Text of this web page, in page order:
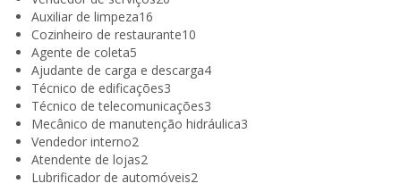
Auxiliar de limpeza16
Cozinheiro de restaurante10
Agente de coleta5
Ajudante de carga e descarga4
Técnico de edificações3
Técnico de telecomunicações3
Mecânico de manutenção hidráulica3
Vendedor interno2
Atendente de lojas2
Lubrificador de automóveis2